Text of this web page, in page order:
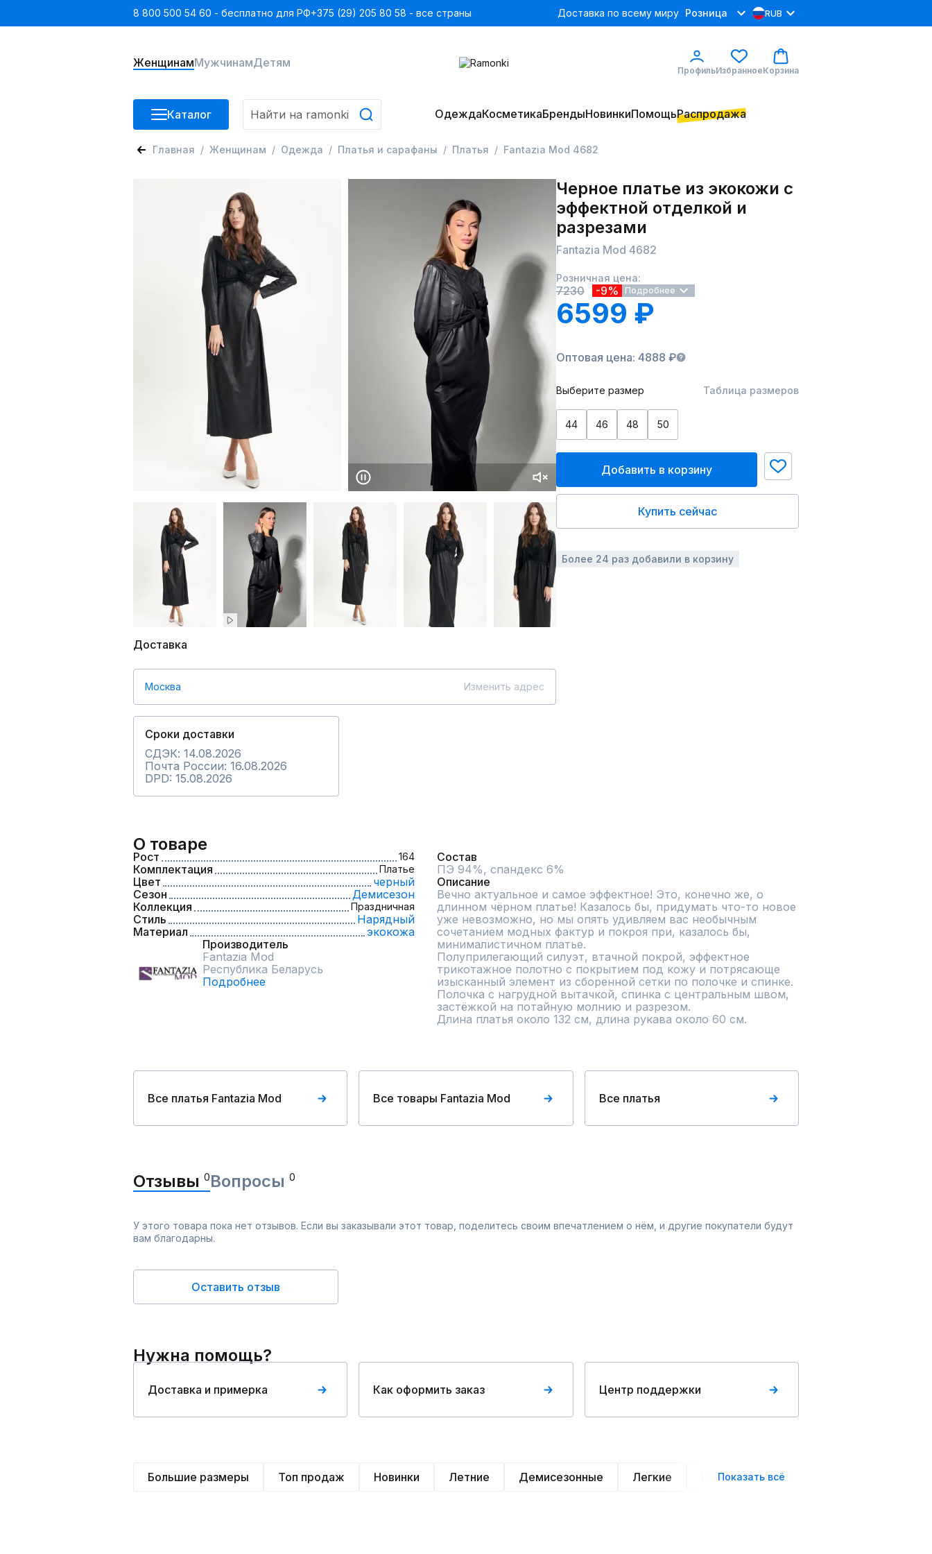
8 800 500 54 60 - бесплатно для РФ+375 (29) 205 80 58 - все страны Доставка по всему миру Розница RUB
ЖенщинамМужчинамДетям
ПрофильИзбранноеКорзина
Каталог ОдеждаКосметикаБрендыНовинкиПомощьРаспродажа
Главная Женщинам Одежда Платья и сарафаны Платья Fantazia Mod 4682
Доставка
Москва Изменить адрес
Сроки доставки
СДЭК: 14.08.2026
Почта России: 16.08.2026
DPD: 15.08.2026
Черное платье из экокожи с
эффектной отделкой и
разрезами
Fantazia Mod 4682
Розничная цена:
7230 -9% Подробнее
6599 ₽
Оптовая цена: 4888 ₽
Выберите размер Таблица размеров
44 46 48 50
Добавить в корзину
Купить сейчас
Более 24 раз добавили в корзину
О товаре
Рост 164
Комплектация Платье
Цвет
черный
Сезон
Демисезон
Коллекция
Праздничная
Стиль
Нарядный
Материал
экокожа
Производитель
Fantazia Mod
Республика Беларусь
Подробнее
Состав
ПЭ 94%, спандекс 6%
Описание
Вечно актуальное и самое эффектное! Это, конечно же, о
длинном чёрном платье! Казалось бы, придумать что-то новое
уже невозможно, но мы опять удивляем вас необычным
сочетанием модных фактур и покроя при, казалось бы,
минималистичном платье.
Полуприлегающий силуэт, втачной покрой, эффектное
трикотажное полотно с покрытием под кожу и потрясающе
изысканный элемент из сборенной сетки по полочке и спинке.
Полочка с нагрудной вытачкой, спинка с центральным швом,
застёжкой на потайную молнию и разрезом.
Длина платья около 132 см, длина рукава около 60 см.
Все платья Fantazia Mod Все товары Fantazia Mod Все платья
Отзывы 0Вопросы 0
У этого товара пока нет отзывов. Если вы заказывали этот товар, поделитесь своим впечатлением о нём, и другие покупатели будут
вам благодарны.
Оставить отзыв
Нужна помощь?
Доставка и примерка Как оформить заказ Центр поддержки
Большие размеры Топ продаж Новинки Летние Демисезонные Легкие Нарядные
Показать всё